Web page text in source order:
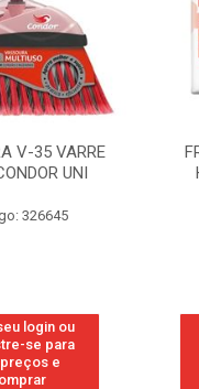
V-35 VARRE
UNI
326645
login ou
se para
e